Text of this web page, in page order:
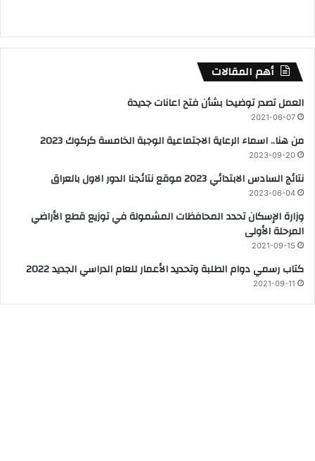
أهم المقالات
العمل تصدر توضيحا بشأن فتح اعانات جديدة
2021-06-07
من هنا.. اسماء الرعاية الاجتماعية الوجبة الخامسة كركوك 2023
2023-09-20
نتائج السادس الابتدائي 2023 موقع نتائجنا الدور الاول بالعراق
2023-06-04
وزارة الإسكان تحدد المحافظات المشمولة في توزيع قطع الأراضي
المرحلة الأولى
2021-09-15
كتاب رسمي دوام الطلبة وتحديد الأعمار للعام الدراسي الجديد 2022
2021-09-11